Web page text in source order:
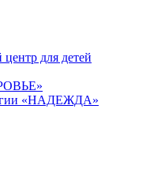
центр для детей
«НАДЕЖДА»